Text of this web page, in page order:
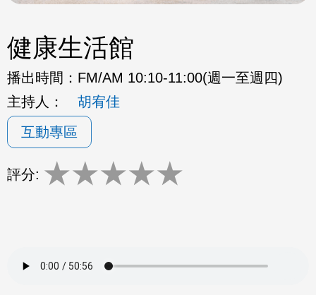
健康生活館
播出時間： FM/AM 10:10-11:00(週一至週四)
主持人：
胡宥佳
互動專區
評分: ★★★★★